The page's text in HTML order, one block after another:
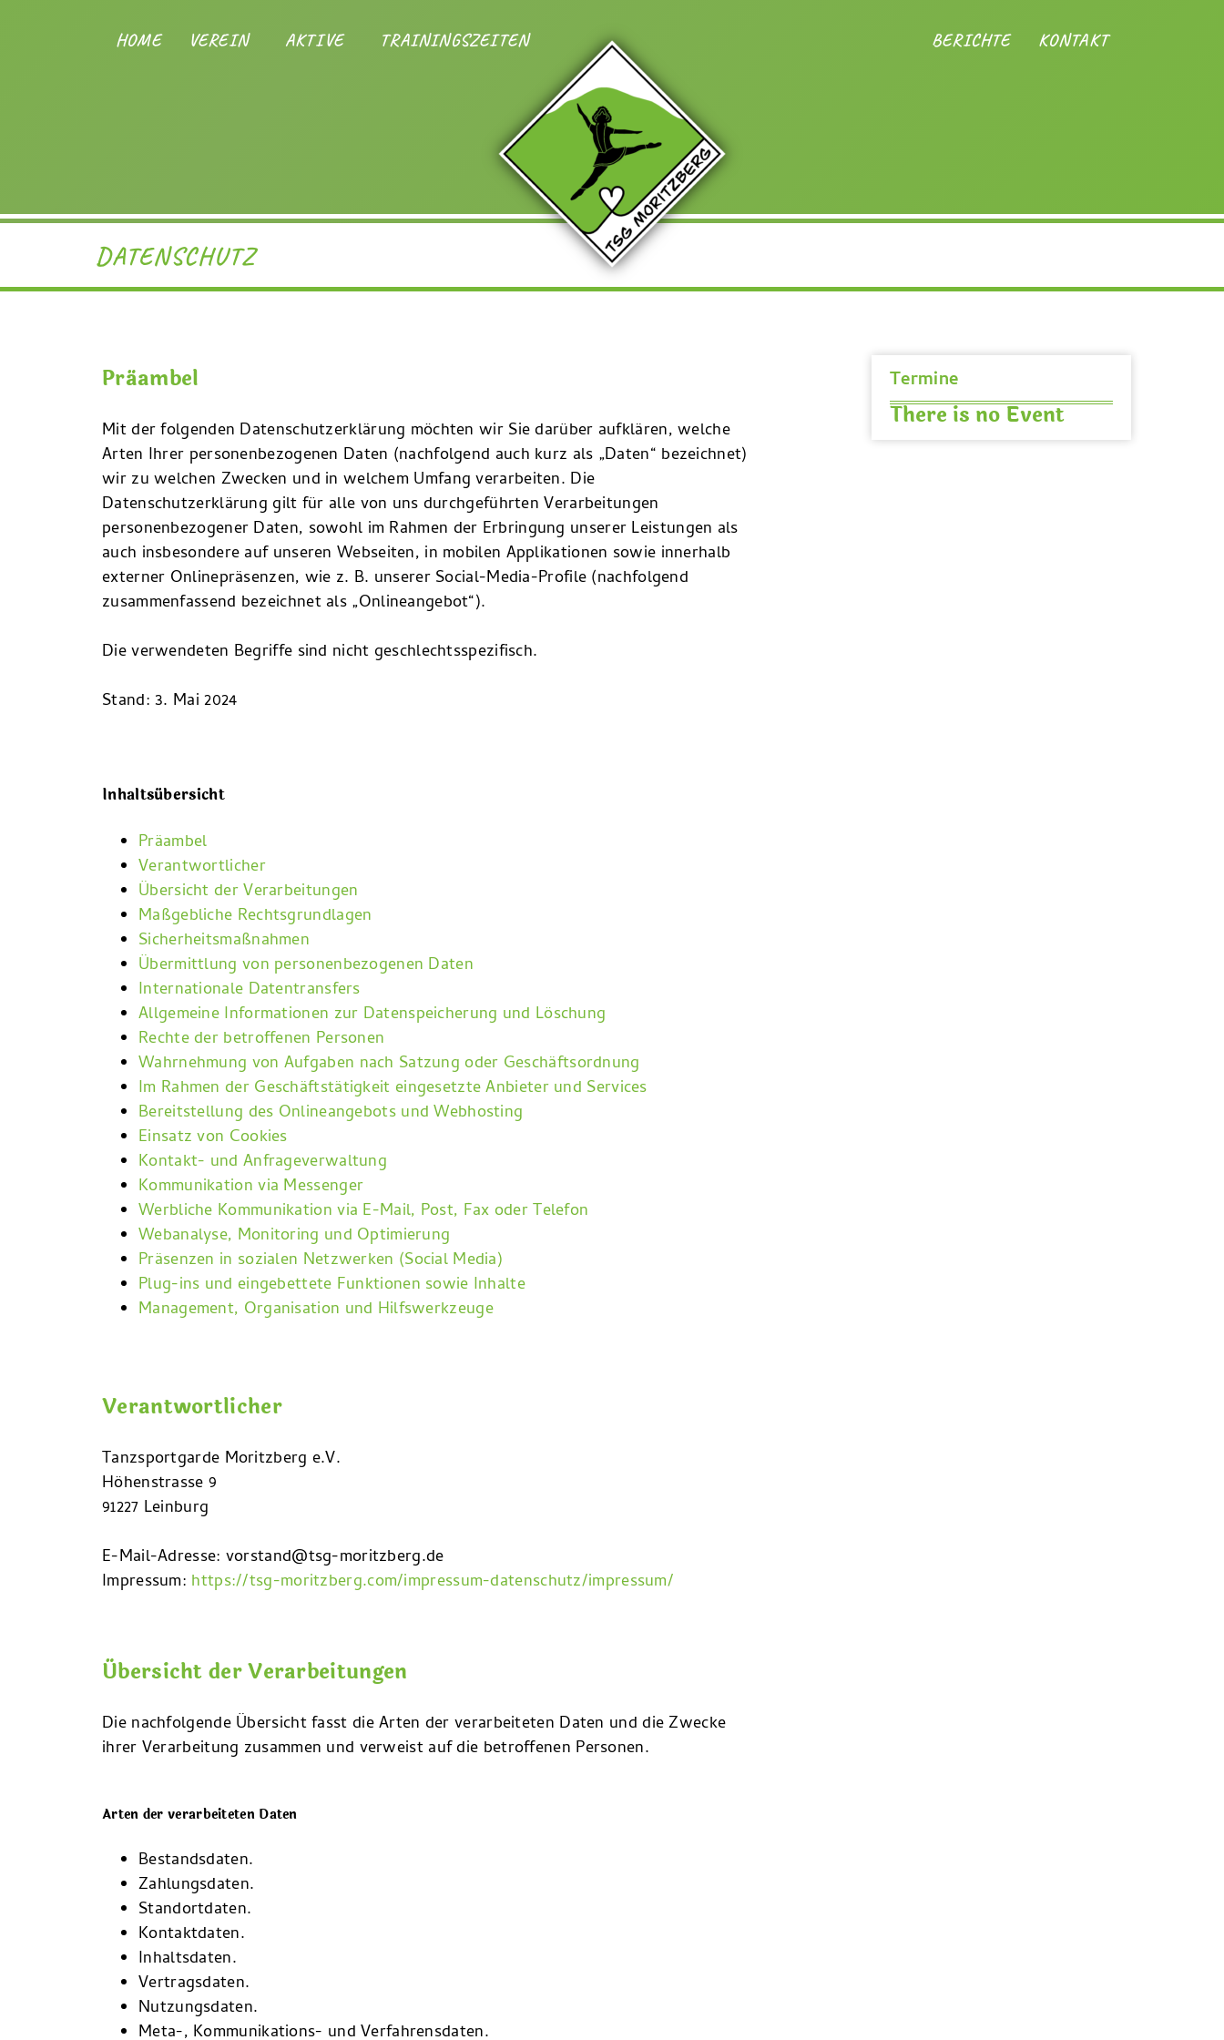
HOME VEREIN AKTIVE TRAININGSZEITEN BERICHTE KONTAKT
DATENSCHUTZ
Präambel
Mit der folgenden Datenschutzerklärung möchten wir Sie darüber aufklären, welche
Arten Ihrer personenbezogenen Daten (nachfolgend auch kurz als „Daten“ bezeichnet)
wir zu welchen Zwecken und in welchem Umfang verarbeiten. Die
Datenschutzerklärung gilt für alle von uns durchgeführten Verarbeitungen
personenbezogener Daten, sowohl im Rahmen der Erbringung unserer Leistungen als
auch insbesondere auf unseren Webseiten, in mobilen Applikationen sowie innerhalb
externer Onlinepräsenzen, wie z. B. unserer Social-Media-Profile (nachfolgend
zusammenfassend bezeichnet als „Onlineangebot“).
Die verwendeten Begriffe sind nicht geschlechtsspezifisch.
Stand: 3. Mai 2024
Inhaltsübersicht
Präambel
Verantwortlicher
Übersicht der Verarbeitungen
Maßgebliche Rechtsgrundlagen
Sicherheitsmaßnahmen
Übermittlung von personenbezogenen Daten
Internationale Datentransfers
Allgemeine Informationen zur Datenspeicherung und Löschung
Rechte der betroffenen Personen
Wahrnehmung von Aufgaben nach Satzung oder Geschäftsordnung
Im Rahmen der Geschäftstätigkeit eingesetzte Anbieter und Services
Bereitstellung des Onlineangebots und Webhosting
Einsatz von Cookies
Kontakt- und Anfrageverwaltung
Kommunikation via Messenger
Werbliche Kommunikation via E-Mail, Post, Fax oder Telefon
Webanalyse, Monitoring und Optimierung
Präsenzen in sozialen Netzwerken (Social Media)
Plug-ins und eingebettete Funktionen sowie Inhalte
Management, Organisation und Hilfswerkzeuge
Verantwortlicher
Tanzsportgarde Moritzberg e.V.
Höhenstrasse 9
91227 Leinburg
E-Mail-Adresse: vorstand@tsg-moritzberg.de
Impressum: https://tsg-moritzberg.com/impressum-datenschutz/impressum/
Übersicht der Verarbeitungen
Die nachfolgende Übersicht fasst die Arten der verarbeiteten Daten und die Zwecke
ihrer Verarbeitung zusammen und verweist auf die betroffenen Personen.
Arten der verarbeiteten Daten
Bestandsdaten.
Zahlungsdaten.
Standortdaten.
Kontaktdaten.
Inhaltsdaten.
Vertragsdaten.
Nutzungsdaten.
Meta-, Kommunikations- und Verfahrensdaten.
Termine
There is no Event